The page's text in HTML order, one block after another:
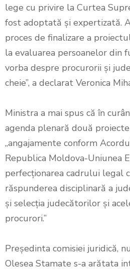
lege cu privire la Curtea
fost adoptată și expertizată.
proces de finalizare a
la evaluarea persoanelor din
vorba despre procurorii și
cheie”, a declarat Veronica
Ministra a mai spus că în
agenda plenară două
„angajamente conform
Republica Moldova-Uniunea
perfecționarea cadrului legal
răspunderea disciplinară a
și selecția judecătorilor și
procurori.”
Președinta comisiei juridică,
Olesea Stamate s-a arătata